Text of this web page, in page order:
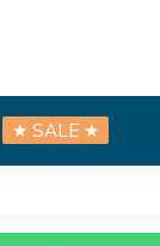
★ SALE ★